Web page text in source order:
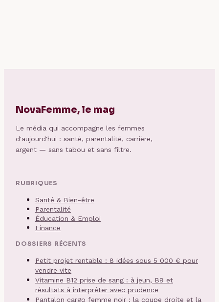
NovaFemme, le mag
Le média qui accompagne les femmes
d'aujourd'hui : santé, parentalité, carrière,
argent — sans tabou et sans filtre.
RUBRIQUES
Santé & Bien-être
Parentalité
Éducation & Emploi
Finance
DOSSIERS RÉCENTS
Petit projet rentable : 8 idées sous 5 000 € pour
vendre vite
Vitamine B12 prise de sang : à jeun, B9 et
résultats à interpréter avec prudence
Pantalon cargo femme noir : la coupe droite et la